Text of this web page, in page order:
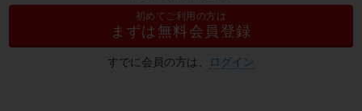
初めてご利用の方は
まずは無料会員登録
すでに会員の方は、 ログイン